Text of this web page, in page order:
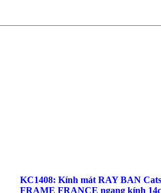
KC1408: Kính mát RAY BAN Cats
FRAME FRANCE ngang kính